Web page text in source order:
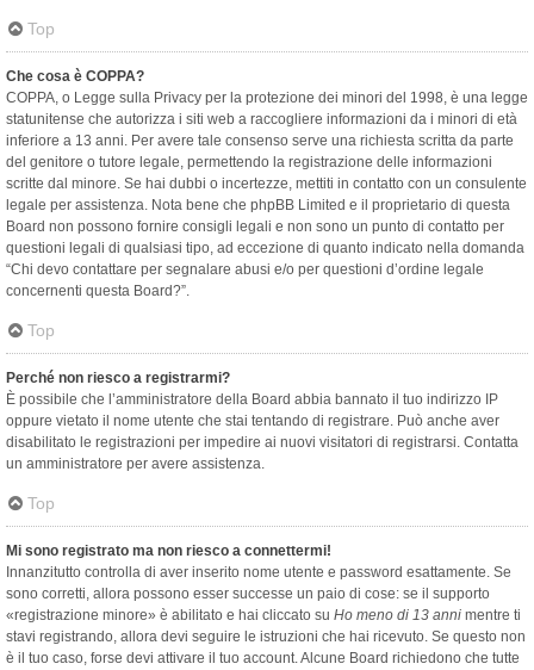
Top
Che cosa è COPPA?
COPPA, o Legge sulla Privacy per la protezione dei minori del 1998, è una legge
statunitense che autorizza i siti web a raccogliere informazioni da i minori di età
inferiore a 13 anni. Per avere tale consenso serve una richiesta scritta da parte
del genitore o tutore legale, permettendo la registrazione delle informazioni
scritte dal minore. Se hai dubbi o incertezze, mettiti in contatto con un consulente
legale per assistenza. Nota bene che phpBB Limited e il proprietario di questa
Board non possono fornire consigli legali e non sono un punto di contatto per
questioni legali di qualsiasi tipo, ad eccezione di quanto indicato nella domanda
“Chi devo contattare per segnalare abusi e/o per questioni d’ordine legale
concernenti questa Board?”.
Top
Perché non riesco a registrarmi?
È possibile che l’amministratore della Board abbia bannato il tuo indirizzo IP
oppure vietato il nome utente che stai tentando di registrare. Può anche aver
disabilitato le registrazioni per impedire ai nuovi visitatori di registrarsi. Contatta
un amministratore per avere assistenza.
Top
Mi sono registrato ma non riesco a connettermi!
Innanzitutto controlla di aver inserito nome utente e password esattamente. Se
sono corretti, allora possono esser successe un paio di cose: se il supporto
«registrazione minore» è abilitato e hai cliccato su Ho meno di 13 anni mentre ti
stavi registrando, allora devi seguire le istruzioni che hai ricevuto. Se questo non
è il tuo caso, forse devi attivare il tuo account. Alcune Board richiedono che tutte